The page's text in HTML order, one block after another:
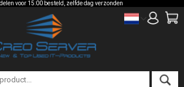
voor 15:00 besteld, zelfde dag verzonden